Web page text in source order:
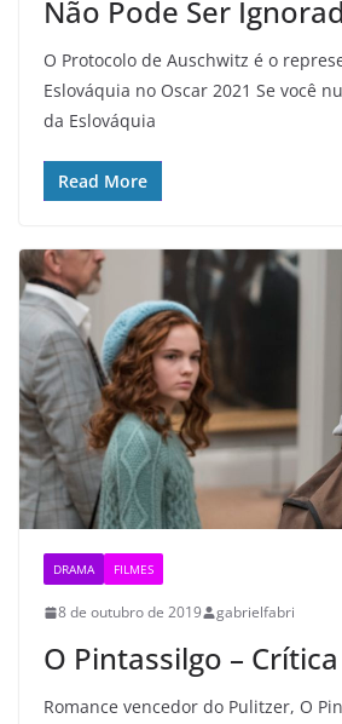
Não Pode Ser
O Protocolo de Auschwitz é o
Eslováquia no Oscar 2021 Se você
da Eslováquia
Read More
DRAMA FILMES
8 de outubro de 2019 gabrielfabri
O Pintassilgo – Crítica
Romance vencedor do Pulitzer, O